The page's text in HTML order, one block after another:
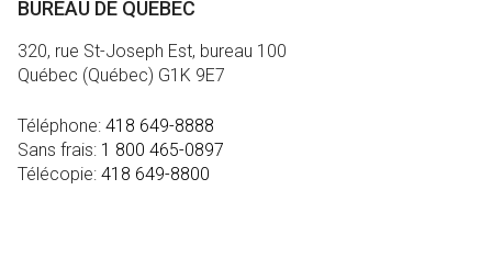
BUREAU DE QUÉBEC
320, rue St-Joseph Est, bureau 100
Québec (Québec) G1K 9E7
Téléphone: 418 649-8888
Sans frais: 1 800 465-0897
Télécopie: 418 649-8800